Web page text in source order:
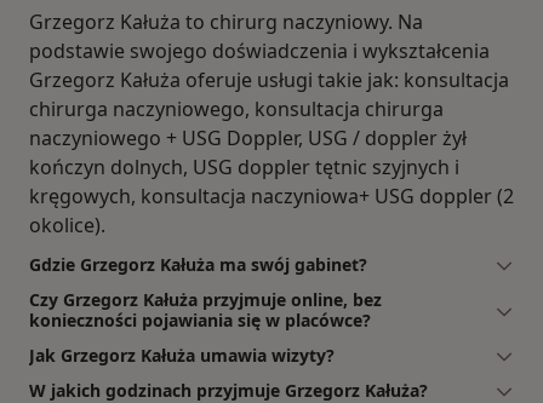
Grzegorz Kałuża to chirurg naczyniowy. Na
podstawie swojego doświadczenia i wykształcenia
Grzegorz Kałuża oferuje usługi takie jak: konsultacja
chirurga naczyniowego, konsultacja chirurga
naczyniowego + USG Doppler, USG / doppler żył
kończyn dolnych, USG doppler tętnic szyjnych i
kręgowych, konsultacja naczyniowa+ USG doppler (2
okolice).
Gdzie Grzegorz Kałuża ma swój gabinet?
Czy Grzegorz Kałuża przyjmuje online, bez
konieczności pojawiania się w placówce?
Jak Grzegorz Kałuża umawia wizyty?
W jakich godzinach przyjmuje Grzegorz Kałuża?